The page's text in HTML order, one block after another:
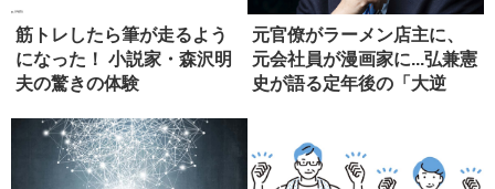
筋トレしたら筆が走るよう
になった！ 小説家・森沢明
夫の驚きの体験
元官僚がラーメン店主に、
元会社員が漫画家に...弘兼憲
史が語る定年後の「大逆